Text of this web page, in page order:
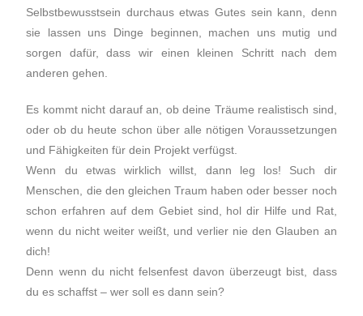
Selbstbewusstsein durchaus etwas Gutes sein kann, denn
sie lassen uns Dinge beginnen, machen uns mutig und
sorgen dafür, dass wir einen kleinen Schritt nach dem
anderen gehen.
Es kommt nicht darauf an, ob deine Träume realistisch sind,
oder ob du heute schon über alle nötigen Voraussetzungen
und Fähigkeiten für dein Projekt verfügst.
Wenn du etwas wirklich willst, dann leg los! Such dir
Menschen, die den gleichen Traum haben oder besser noch
schon erfahren auf dem Gebiet sind, hol dir Hilfe und Rat,
wenn du nicht weiter weißt, und verlier nie den Glauben an
dich!
Denn wenn du nicht felsenfest davon überzeugt bist, dass
du es schaffst – wer soll es dann sein?